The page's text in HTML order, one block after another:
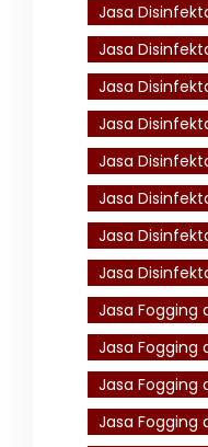
Jasa
Jasa
Jasa
Jasa
Jasa
Jasa
Jasa
Jasa
Jasa Fogging
Jasa Fogging
Jasa Fogging
Jasa Fogging